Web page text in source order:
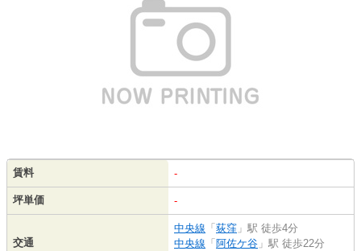
賃料 -
坪単価 -
交通
中央線 「 荻窪 」駅 徒歩4分
中央線 「 阿佐ケ谷 」駅 徒歩22分